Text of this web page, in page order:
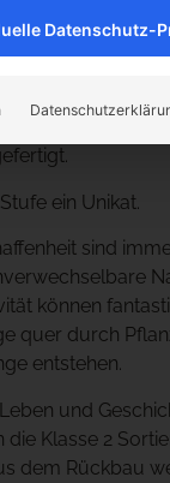
ein Unikat.
sind
können
quer durch
entstehen.
und
die Klasse 2
dem Rückbau
Datenschutz-